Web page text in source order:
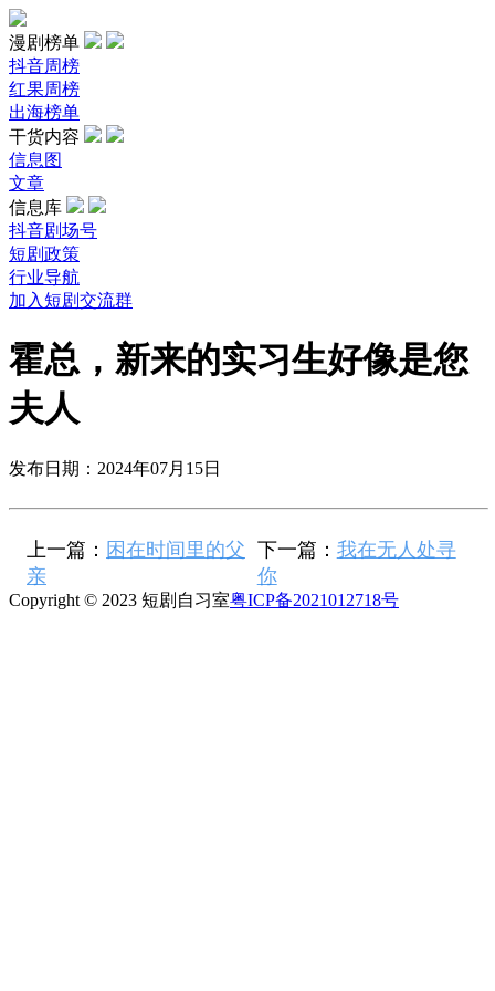
漫剧榜单
抖音周榜
红果周榜
出海榜单
干货内容
信息图
文章
信息库
抖音剧场号
短剧政策
行业导航
加入短剧交流群
霍总，新来的实习生好像是您
夫人
发布日期：2024年07月15日
上一篇： 困在时间里的父
亲
下一篇： 我在无人处寻
你
Copyright © 2023 短剧自习室粤ICP备2021012718号